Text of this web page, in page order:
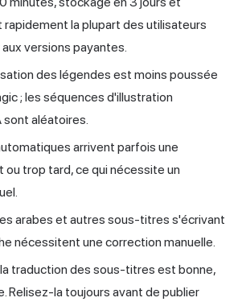
rapidement la plupart des utilisateurs
versions payantes.
des légendes est moins poussée
; les séquences d'illustration
sont aléatoires.
arrivent parfois une
trop tard, ce qui nécessite un
arabes et autres sous-titres s'écrivant
nécessitent une correction manuelle.
traduction des sous-titres est bonne,
Relisez-la toujours avant de publier